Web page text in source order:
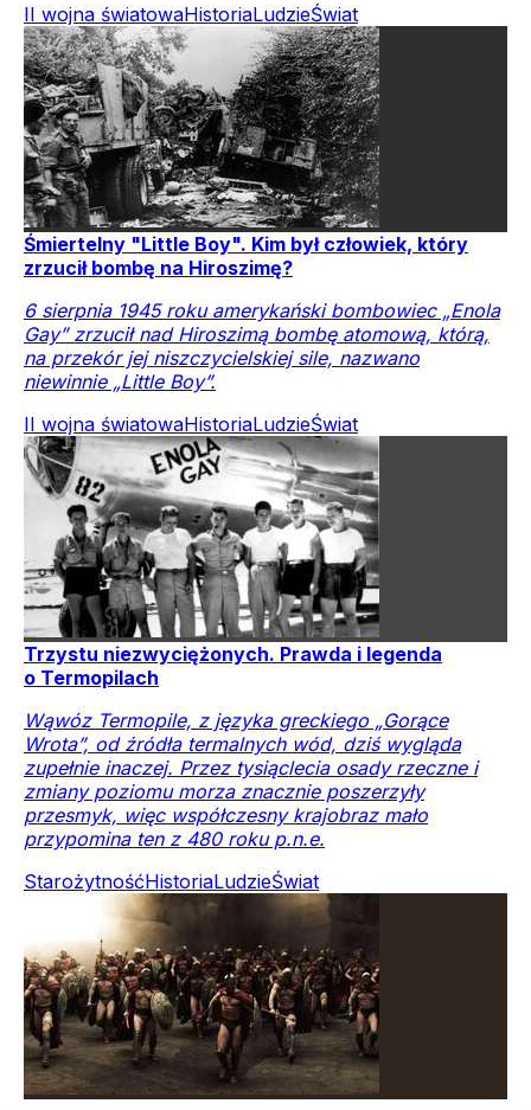
II wojna światowaHistoriaLudzieŚwiat
Śmiertelny "Little Boy". Kim był człowiek, który
zrzucił bombę na Hiroszimę?
6 sierpnia 1945 roku amerykański bombowiec „Enola
Gay” zrzucił nad Hiroszimą bombę atomową, którą,
na przekór jej niszczycielskiej sile, nazwano
niewinnie „Little Boy”.
II wojna światowaHistoriaLudzieŚwiat
Trzystu niezwyciężonych. Prawda i legenda
o Termopilach
Wąwóz Termopile, z języka greckiego „Gorące
Wrota”, od źródła termalnych wód, dziś wygląda
zupełnie inaczej. Przez tysiąclecia osady rzeczne i
zmiany poziomu morza znacznie poszerzyły
przesmyk, więc współczesny krajobraz mało
przypomina ten z 480 roku p.n.e.
StarożytnośćHistoriaLudzieŚwiat